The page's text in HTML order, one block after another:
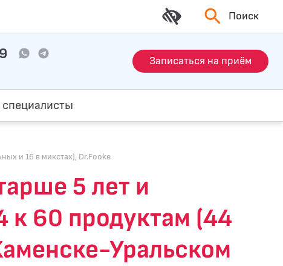
Поиск
Записаться на приём
и 16 в микстах), Dr.Fooke
5 лет и
к 60 продуктам (44
Уральском